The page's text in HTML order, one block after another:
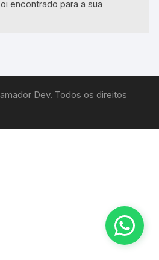
encontrado para a sua
Dev. Todos os direitos